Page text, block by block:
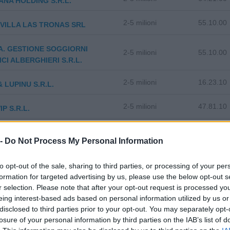
Do Not Process My Personal Information
opt-out of the sale, sharing to third parties, or processing of your
for targeted advertising by us, please use the below opt-out
selection. Please note that after your opt-out request is processed
interest-based ads based on personal information utilized by us
to third parties prior to your opt-out. You may separately
of your personal information by third parties on the IAB’s list of
LAS TRONAS SRL 2-5 milioni 55.10.00
GESTIONE SOGGIORNI
ALBERGHIERI S.R.L.
2-5 milioni 55.10.00
LUPINU S.R.L. 2-5 milioni 16.23.10
S.R.L. 2-5 milioni 47.81.10
SO.GE.A.AL. S.P.A.
10-25 milioni
GESTIONE ALBERGHIERA
SARDI S.R.L.
2-5 milioni 55.10.00
ALGHERESE TURISTICO
2-5 milioni 55.10.00